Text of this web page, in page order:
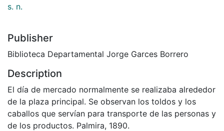
s. n.
Publisher
Biblioteca Departamental Jorge Garces Borrero
Description
El día de mercado normalmente se realizaba alrededor
de la plaza principal. Se observan los toldos y los
caballos que servían para transporte de las personas y
de los productos. Palmira, 1890.